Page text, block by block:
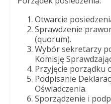
Otwarcie
Sprawdzenie
(quorum).
Wybór sekretarzy
Komisję
Przyjęcie porządku
Podpisanie
Oświadczenia.
Sporządzenie i